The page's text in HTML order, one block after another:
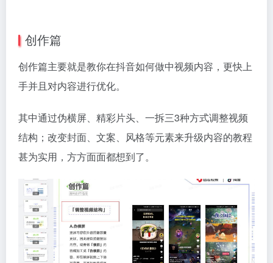
创作篇
创作篇主要就是教你在抖音如何做中视频内容，更快上
手并且对内容进行优化。
其中通过伪横屏、精彩片头、一拆三3种方式调整视频
结构；改变封面、文案、风格等元素来升级内容的教程
甚为实用，方方面面都想到了。